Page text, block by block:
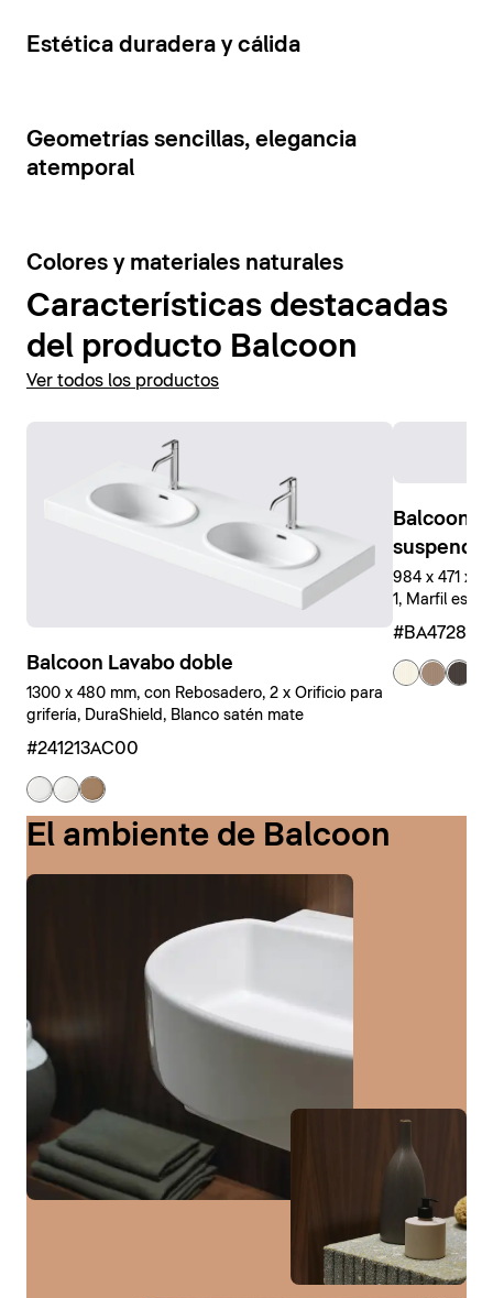
combinación de colores contrastantes.
Mostrar muebles de baño
5
Estética duradera y cálida
7
Geometrías sencillas, elegancia
atemporal
6
Colores y materiales naturales
Características destacadas
del producto Balcoon
Ver todos los productos
Balcoon Lavabo doble
1300 x 480 mm, con Rebosadero, 2 x Orificio para
grifería, DuraShield, Blanco satén mate
#241213AC00
Balcoon
984 x 471 x
1, Marfil
El ambiente de Balcoon